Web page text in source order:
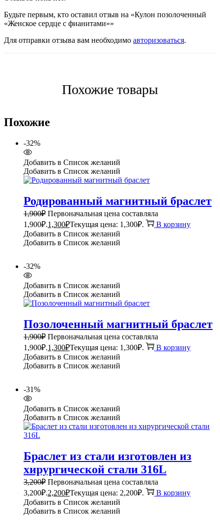
Будьте первым, кто оставил отзыв на «Кулон позолоченный
«Женское сердце с фианитами»»
Для отправки отзыва вам необходимо авторизоваться.
Похожие товары
Похожие
-32%
Добавить в Список желаний
Добавить в Список желаний
Родированный магнитный браслет
1,900₽ Первоначальная цена составляла
1,900₽.1,300₽Текущая цена: 1,300₽.
В корзину
Добавить в Список желаний
Добавить в Список желаний
-32%
Добавить в Список желаний
Добавить в Список желаний
Позолоченный магнитный браслет
1,900₽ Первоначальная цена составляла
1,900₽.1,300₽Текущая цена: 1,300₽.
В корзину
Добавить в Список желаний
Добавить в Список желаний
-31%
Добавить в Список желаний
Добавить в Список желаний
Браслет из стали изготовлен из
хирургической стали 316L
3,200₽ Первоначальная цена составляла
3,200₽.2,200₽Текущая цена: 2,200₽.
В корзину
Добавить в Список желаний
Добавить в Список желаний